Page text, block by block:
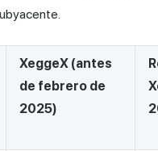
XeggeX (antes
de febrero de
2025)